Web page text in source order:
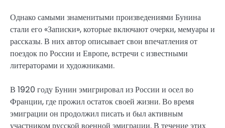
Однако самыми знаменитыми произведениями Бунина
стали его «Записки», которые включают очерки, мемуары и
рассказы. В них автор описывает свои впечатления от
поездок по России и Европе, встречи с известными
литераторами и художниками.
В 1920 году Бунин эмигрировал из России и осел во
Франции, где прожил остаток своей жизни. Во время
эмиграции он продолжил писать и был активным